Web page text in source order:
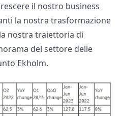
il nostro business
la nostra trasformazione
nostra traiettoria di
del settore delle
Ekholm.